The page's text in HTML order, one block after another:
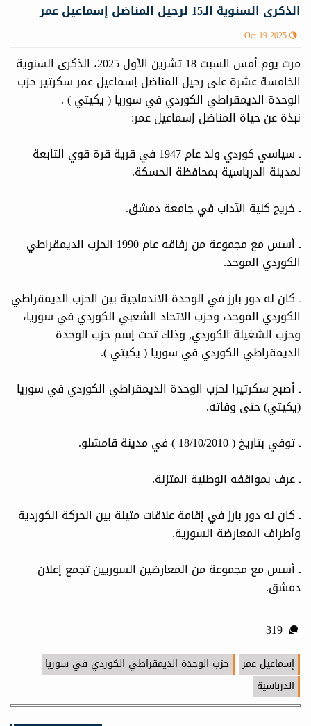
الذكرى السنوية الـ15 لرحيل المناضل إسماعيل عمر
Oct 19 2025
مرت يوم أمس السبت 18 تشرين الأول 2025، الذكرى السنوية
الخامسة عشرة على رحيل المناضل إسماعيل عمر سكرتير حزب
الوحدة الديمقراطي الكوردي في سوريا ( يكيتي ) .
نبذة عن حياة المناضل إسماعيل عمر:
ـ سياسي كوردي ولد عام 1947 في قرية قرة قوي التابعة
لمدينة الدرباسية بمحافظة الحسكة.
ـ خريج كلية الآداب في جامعة دمشق.
ـ أسس مع مجموعة من رفاقه عام 1990 الحزب الديمقراطي
الكوردي الموحد.
ـ كان له دور بارز في الوحدة الاندماجية بين الحزب الديمقراطي
الكوردي الموحد، وحزب الاتحاد الشعبي الكوردي في سوريا،
وحزب الشغيلة الكوردي, وذلك تحت إسم حزب الوحدة
الديمقراطي الكوردي في سوريا ( يكيتي ).
ـ أصبح سكرتيرا لحزب الوحدة الديمقراطي الكوردي في سوريا
(يكيتي) حتى وفاته.
ـ توفي بتاريخ ( 18/10/2010 ) في مدينة قامشلو.
ـ عرف بمواقفه الوطنية المتزنة.
ـ كان له دور بارز في إقامة علاقات متينة بين الحركة الكوردية
وأطراف المعارضة السورية.
ـ أسس مع مجموعة من المعارضين السوريين تجمع إعلان
دمشق.
إسماعيل عمر
حزب الوحدة الديمقراطي الكوردي في سوريا
الدرباسية